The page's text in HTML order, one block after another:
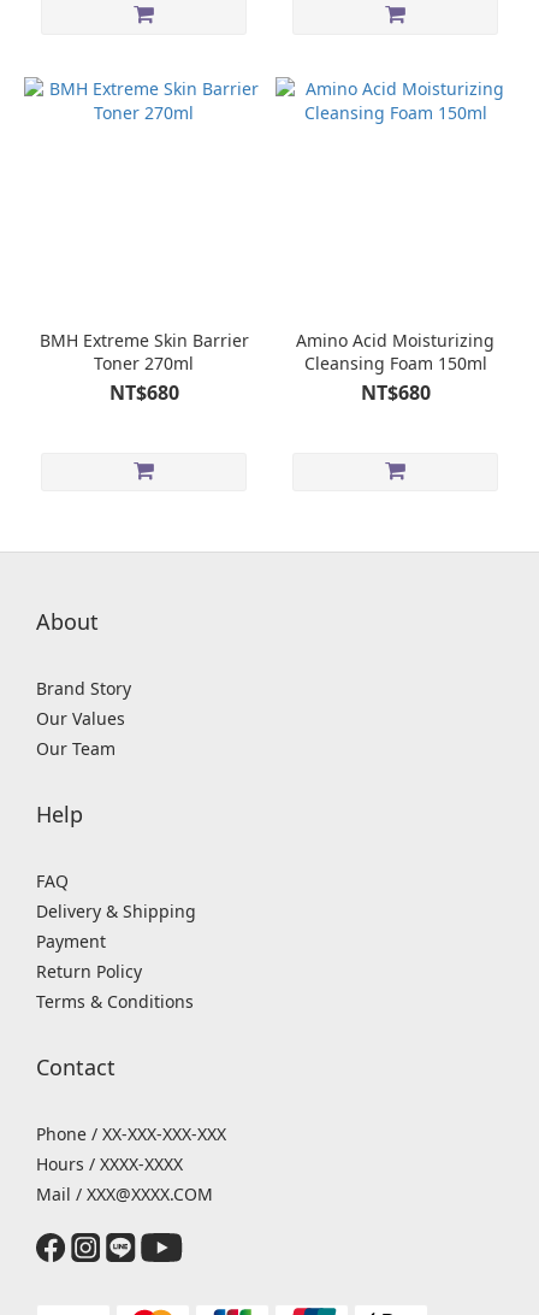
BMH Extreme Skin Barrier
Toner 270ml
NT$680
Amino Acid Moisturizing
Cleansing Foam 150ml
NT$680
About
Brand Story
Our Values
Our Team
Help
FAQ
Delivery & Shipping
Payment
Return Policy
Terms & Conditions
Contact
Phone / XX-XXX-XXX-XXX
Hours / XXXX-XXXX
Mail / XXX@XXXX.COM